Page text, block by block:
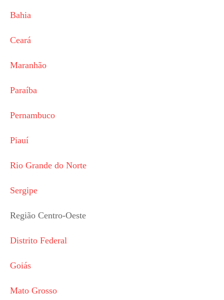
Bahia
Ceará
Maranhão
Paraíba
Pernambuco
Piauí
Rio Grande do Norte
Sergipe
Região Centro-Oeste
Distrito Federal
Goiás
Mato Grosso